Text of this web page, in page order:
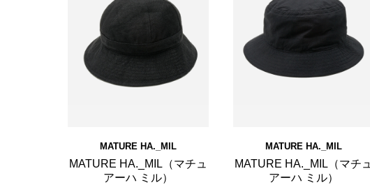
MATURE HA._MIL
MATURE HA._MIL（マチュ
アーハ ミル）
MATURE HA._MIL
MATURE HA._MIL（マチュ
アーハ ミル）